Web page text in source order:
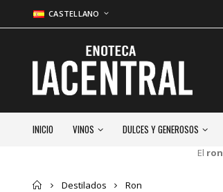
CASTELLANO
INICIO VINOS DULCES Y GENEROSOS
El ron
Inicio
Destilados Ron